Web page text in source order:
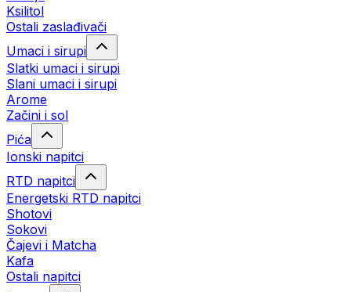
Ksilitol
Ostali zaslađivači
Umaci i sirupi
Slatki umaci i sirupi
Slani umaci i sirupi
Arome
Začini i sol
Pića
Ionski napitci
RTD napitci
Energetski RTD napitci
Shotovi
Sokovi
Čajevi i Matcha
Kafa
Ostali napitci